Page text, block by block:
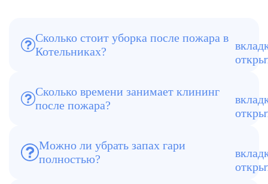
Сколько стоит уборка после пожара в
Котельниках?
Цена зависит от площади, степени
загрязнений и объема работ. Точный
Сколько времени занимает клининг
после пожара?
От 3–4 часов до 2 дней. Зависит от
Можно ли убрать запах гари
полностью?
Да, используем озонаторы и